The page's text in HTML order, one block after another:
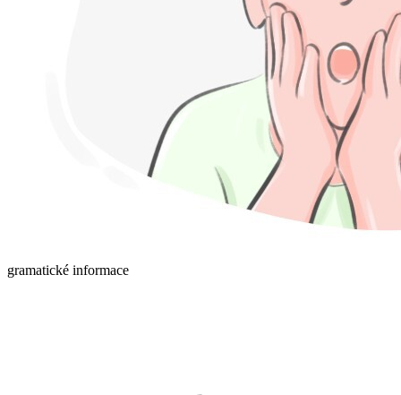
gramatické informace